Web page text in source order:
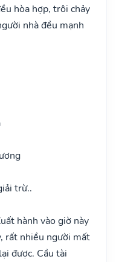
hòa hợp, trôi chảy
nhà đều mạnh
trừ..
hành vào giờ này
rất nhiều người mất
được. Cầu tài